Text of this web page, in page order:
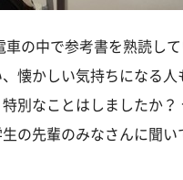
の中で参考書を熟読し
懐かしい気持ちになる
別なことはしましたか？
の先輩のみなさんに聞い